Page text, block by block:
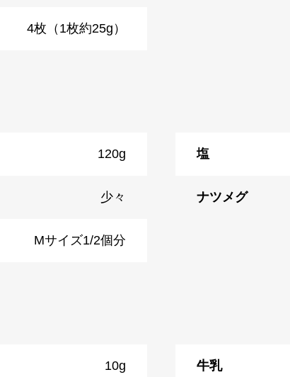
4枚（1枚約25g）
120g 塩
少々 ナツメグ
Mサイズ1/2個分
10g 牛乳